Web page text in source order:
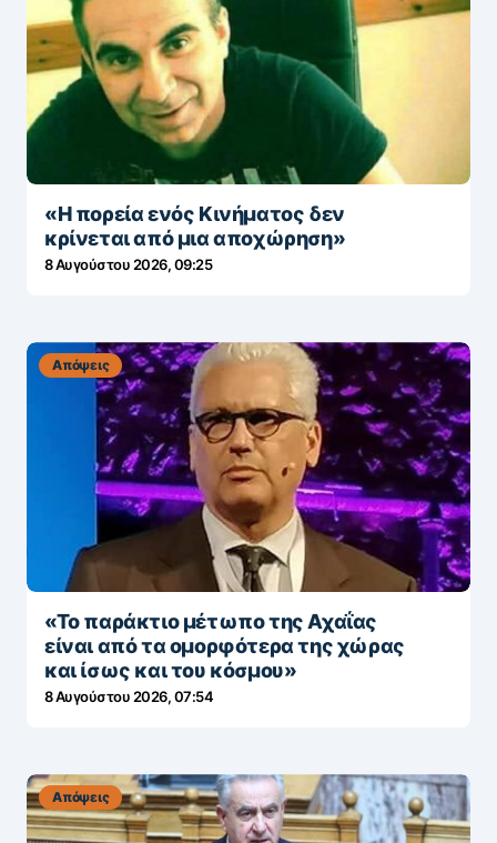
«Η πορεία ενός Κινήματος δεν
κρίνεται από μια αποχώρηση»
8 Αυγούστου 2026, 09:25
Απόψεις
«To παράκτιο μέτωπο της Αχαΐας
είναι από τα ομορφότερα της χώρας
και ίσως και του κόσμου»
8 Αυγούστου 2026, 07:54
Απόψεις